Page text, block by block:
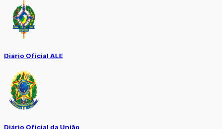
Diário Oficial ALE
Diário Oficial da União